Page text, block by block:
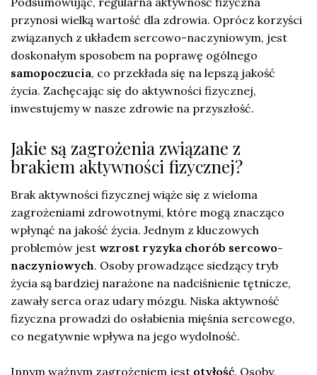
przynosi wielką wartość dla zdrowia. Oprócz korzyści
związanych z układem sercowo-naczyniowym, jest
doskonałym sposobem na poprawę ogólnego
samopoczucia, co przekłada się na lepszą jakość
życia. Zachęcając się do aktywności fizycznej,
inwestujemy w nasze zdrowie na przyszłość.
Jakie są zagrożenia związane z
brakiem aktywności fizycznej?
Brak aktywności fizycznej wiąże się z wieloma
zagrożeniami zdrowotnymi, które mogą znacząco
wpłynąć na jakość życia. Jednym z kluczowych
problemów jest wzrost ryzyka chorób sercowo-
naczyniowych. Osoby prowadzące siedzący tryb
życia są bardziej narażone na nadciśnienie tętnicze,
zawały serca oraz udary mózgu. Niska aktywność
fizyczna prowadzi do osłabienia mięśnia sercowego,
co negatywnie wpływa na jego wydolność.
Innym ważnym zagrożeniem jest otyłość. Osoby,